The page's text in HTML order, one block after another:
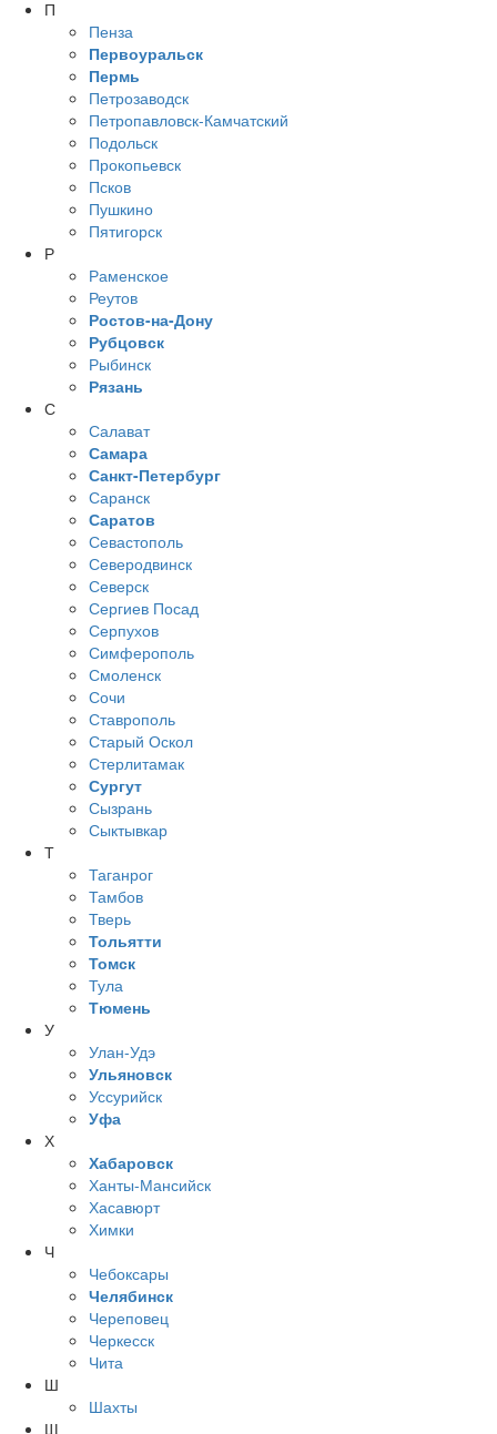
П
Пенза
Первоуральск
Пермь
Петрозаводск
Петропавловск-Камчатский
Подольск
Прокопьевск
Псков
Пушкино
Пятигорск
Р
Раменское
Реутов
Ростов-на-Дону
Рубцовск
Рыбинск
Рязань
С
Салават
Самара
Санкт-Петербург
Саранск
Саратов
Севастополь
Северодвинск
Северск
Сергиев Посад
Серпухов
Симферополь
Смоленск
Сочи
Ставрополь
Старый Оскол
Стерлитамак
Сургут
Сызрань
Сыктывкар
Т
Таганрог
Тамбов
Тверь
Тольятти
Томск
Тула
Тюмень
У
Улан-Удэ
Ульяновск
Уссурийск
Уфа
Х
Хабаровск
Ханты-Мансийск
Хасавюрт
Химки
Ч
Чебоксары
Челябинск
Череповец
Черкесск
Чита
Ш
Шахты
Щ